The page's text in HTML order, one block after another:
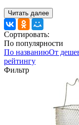
Читать далее
Сортировать:
По популярности
По названиюОт
рейтингу
Фильтр